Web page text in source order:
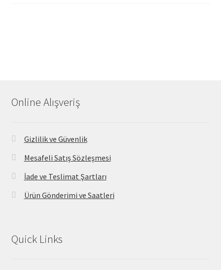
Online Alışveriş
Gizlilik ve Güvenlik
Mesafeli Satış Sözleşmesi
İade ve Teslimat Şartları
Ürün Gönderimi ve Saatleri
Quick Links